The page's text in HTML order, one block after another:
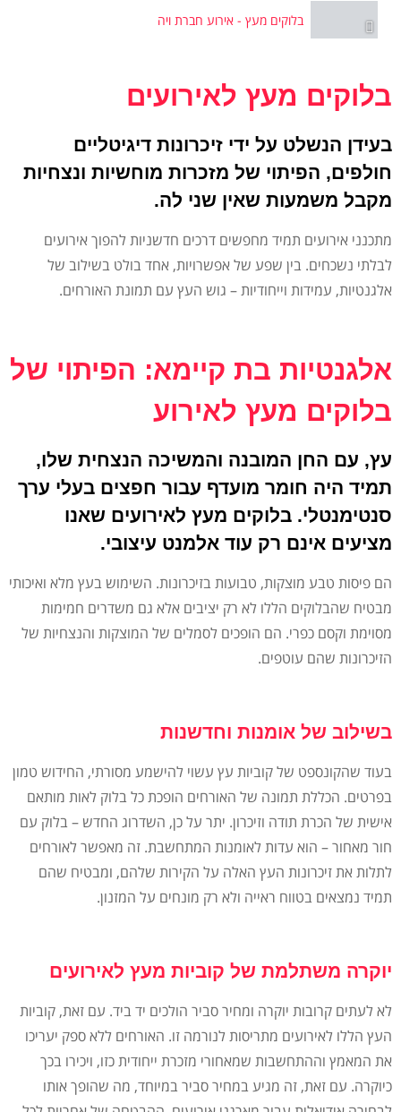
בלוקים מעץ - אירוע חברת ויה
בלוקים מעץ לאירועים
בעידן הנשלט על ידי זיכרונות דיגיטליים
חולפים, הפיתוי של מזכרות מוחשיות ונצחיות
מקבל משמעות שאין שני לה.
מתכנני אירועים תמיד מחפשים דרכים חדשניות להפוך אירועים
לבלתי נשכחים. בין שפע של אפשרויות, אחד בולט בשילוב של
אלגנטיות, עמידות וייחודיות – גוש העץ עם תמונת האורחים.
אלגנטיות בת קיימא: הפיתוי של
בלוקים מעץ לאירוע
עץ, עם החן המובנה והמשיכה הנצחית שלו,
תמיד היה חומר מועדף עבור חפצים בעלי ערך
סנטימנטלי. בלוקים מעץ לאירועים שאנו
מציעים אינם רק עוד אלמנט עיצובי.
הם פיסות טבע מוצקות, טבועות בזיכרונות. השימוש בעץ מלא ואיכותי
מבטיח שהבלוקים הללו לא רק יציבים אלא גם משדרים חמימות
מסוימת וקסם כפרי. הם הופכים לסמלים של המוצקות והנצחיות של
הזיכרונות שהם עוטפים.
בשילוב של אומנות וחדשנות
בעוד שהקונספט של קוביות עץ עשוי להישמע מסורתי, החידוש טמון
בפרטים. הכללת תמונה של האורחים הופכת כל בלוק לאות מותאם
אישית של הכרת תודה וזיכרון. יתר על כן, השדרוג החדש – בלוק עם
חור מאחור – הוא עדות לאומנות המתחשבת. זה מאפשר לאורחים
לתלות את זיכרונות העץ האלה על הקירות שלהם, ומבטיח שהם
תמיד נמצאים בטווח ראייה ולא רק מונחים על המזנון.
יוקרה משתלמת של קוביות מעץ לאירועים
לא לעתים קרובות יוקרה ומחיר סביר הולכים יד ביד. עם זאת, קוביות
העץ הללו לאירועים מתריסות לנורמה זו. האורחים ללא ספק יעריכו
את המאמץ וההתחשבות שמאחורי מזכרת ייחודית כזו, ויכירו בכך
כיוקרה. עם זאת, זה מגיע במחיר סביר במיוחד, מה שהופך אותו